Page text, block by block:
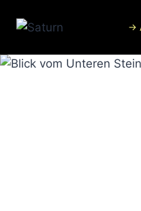
Inhalt
→